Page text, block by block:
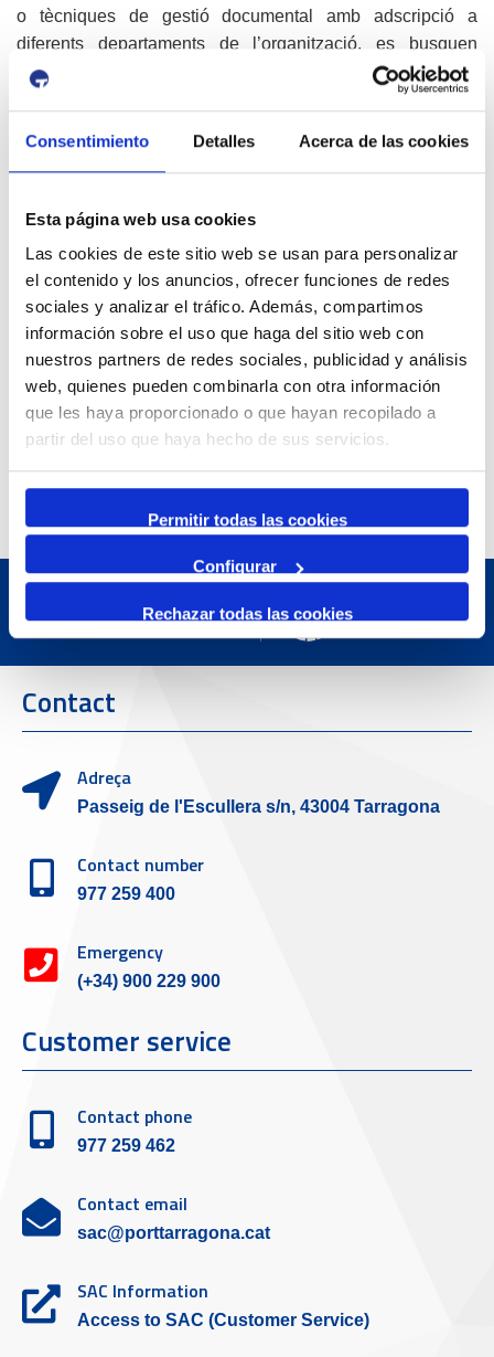
Consentimiento Detalles Acerca de las cookies
Esta página web usa cookies
Las cookies de este sitio web se usan para personalizar
el contenido y los anuncios, ofrecer funciones de redes
sociales y analizar el tráfico. Además, compartimos
información sobre el uso que haga del sitio web con
nuestros partners de redes sociales, publicidad y análisis
web, quienes pueden combinarla con otra información
que les haya proporcionado o que hayan recopilado a
partir del uso que haya hecho de sus servicios.
Permitir todas las cookies
Configurar
Rechazar todas las cookies
o tècniques de gestió documental amb adscripció a
diferents departaments de l’organització, es busquen
persones metòdiques, organitzades i amb capacitat
d’anàlisi per classificar i preservar la informació de forma
coneixement en normativa legal per a garantir la seguretat
sol·licituds finalitza el 20 d’abril.
Contact
Adreça
Passeig de l'Escullera s/n, 43004 Tarragona
Contact number
977 259 400
Emergency
(+34) 900 229 900
Customer service
Contact phone
977 259 462
Contact email
sac@porttarragona.cat
SAC Information
Access to SAC (Customer Service)